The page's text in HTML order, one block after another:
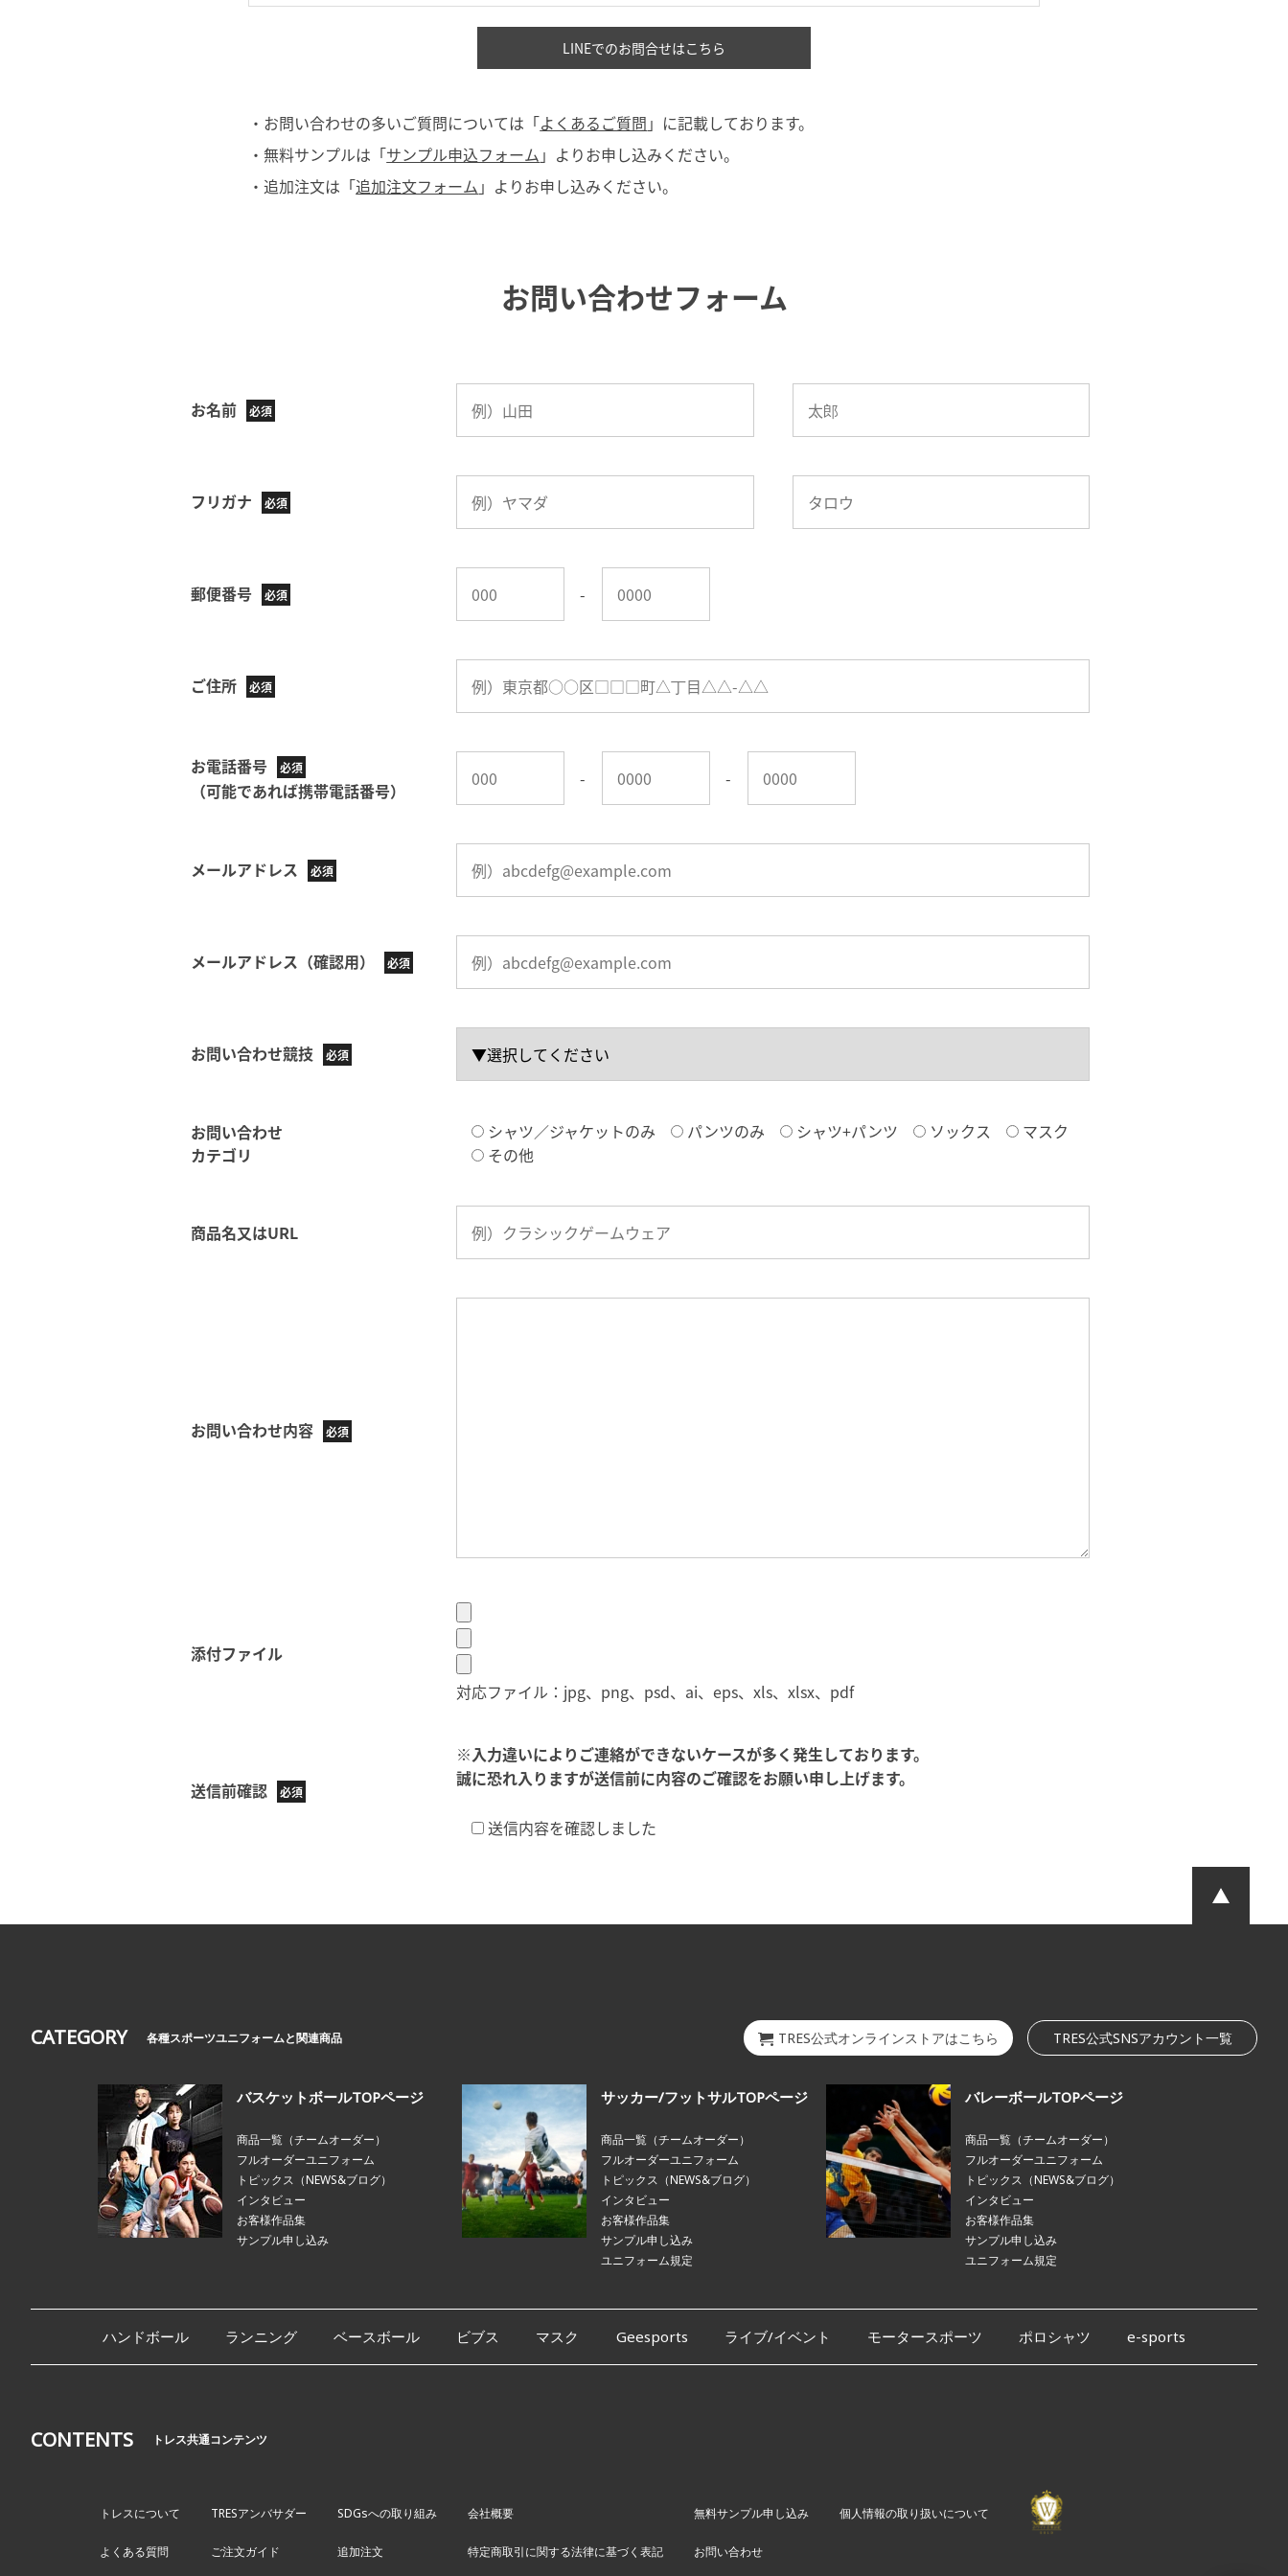
LINEでのお問合せはこちら
・お問い合わせの多いご質問については「よくあるご質問 」に記載しております。
・無料サンプルは「サンプル申込フォーム 」よりお申し込みください。
・追加注文は「追加注文フォーム 」よりお申し込みください。
お問い合わせフォーム
お名前
フリガナ
郵便番号 -
ご住所
お電話番号
（可能であれば携帯電話番号）
- -
メールアドレス
メールアドレス（確認用）
お問い合わせ競技
お問い合わせ
カテゴリ
シャツ／ジャケットのみ パンツのみ シャツ+パンツ ソックス
マスク
その他
商品名又はURL
お問い合わせ内容
添付ファイル
対応ファイル：jpg、png、psd、ai、eps、xls、xlsx、pdf
送信前確認
※入力違いによりご連絡ができないケースが多く発生しております。
誠に恐れ入りますが送信前に内容のご確認をお願い申し上げます。
送信内容を確認しました
CATEGORY 各種スポーツユニフォームと関連商品 TRES公式オンラインストアはこちら TRES公式SNSアカウント一覧
バスケットボールTOPページ
商品一覧（チームオーダー）
フルオーダーユニフォーム
トピックス（NEWS&ブログ）
インタビュー
お客様作品集
サンプル申し込み
サッカー/フットサルTOPページ
商品一覧（チームオーダー）
フルオーダーユニフォーム
トピックス（NEWS&ブログ）
インタビュー
お客様作品集
サンプル申し込み
ユニフォーム規定
バレーボールTOPページ
商品一覧（チームオーダー）
フルオーダーユニフォーム
トピックス（NEWS&ブログ）
インタビュー
お客様作品集
サンプル申し込み
ユニフォーム規定
ハンドボール ランニング ベースボール ビブス マスク Geesports ライブ/イベント モータースポーツ ポロシャツ e-sports
CONTENTS トレス共通コンテンツ
トレスについて TRESアンバサダー SDGsへの取り組み 会社概要 無料サンプル申し込み 個人情報の取り扱いについて
よくある質問 ご注文ガイド 追加注文 特定商取引に関する法律に基づく表記 お問い合わせ